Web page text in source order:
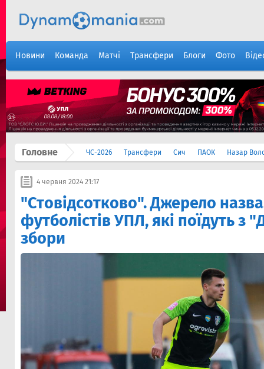
Новини Команда Матчі Трансфери Блоги Фото
Головне ЧС-2026 Трансфери Сич ПАОК Назар
4 червня 2024 21:17
"Стовідсотково". Джерело
футболістів УПЛ, які поїдуть з
збори